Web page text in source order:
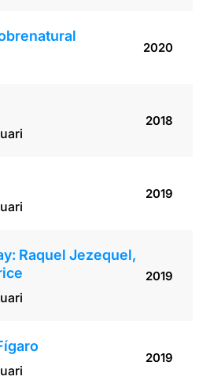
2020
2018
2019
Raquel Jezequel,
2019
2019